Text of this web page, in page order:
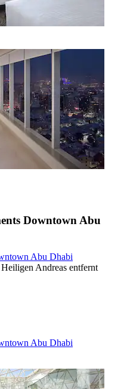
Downtown Abu
Abu Dhabi
Andreas entfernt
Abu Dhabi